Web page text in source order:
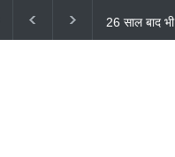
टिहरी में
लोगों की मौत;